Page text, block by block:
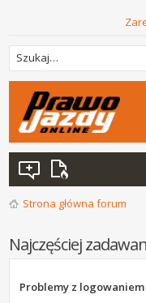
Strona główna forum
Najczęściej
Problemy z